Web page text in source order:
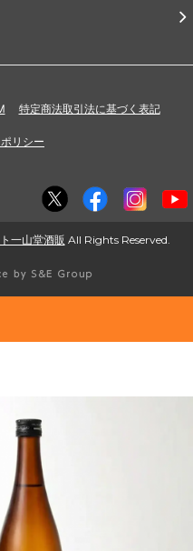
特定商法取引法に基づく表記
リシー
一山堂酒販 All Rights Reserved.